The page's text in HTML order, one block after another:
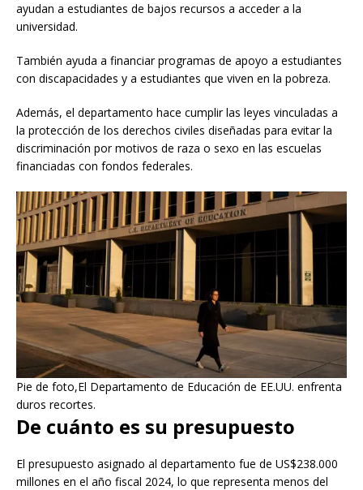
ayudan a estudiantes de bajos recursos a acceder a la
universidad.
También ayuda a financiar programas de apoyo a estudiantes
con discapacidades y a estudiantes que viven en la pobreza.
Además, el departamento hace cumplir las leyes vinculadas a
la protección de los derechos civiles diseñadas para evitar la
discriminación por motivos de raza o sexo en las escuelas
financiadas con fondos federales.
Pie de foto,El Departamento de Educación de EE.UU. enfrenta
duros recortes.
De cuánto es su presupuesto
El presupuesto asignado al departamento fue de US$238.000
millones en el año fiscal 2024, lo que representa menos del